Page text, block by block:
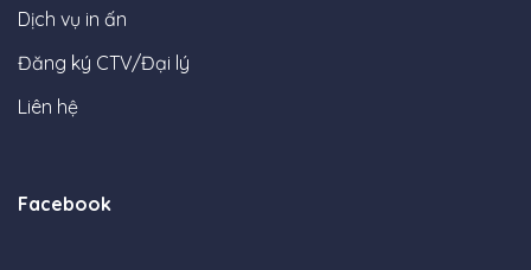
Dịch vụ in ấn
Đăng ký CTV/Đại lý
Liên hệ
Facebook